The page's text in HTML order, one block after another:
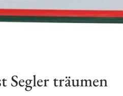
Segler träumen